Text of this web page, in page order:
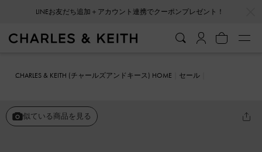
LINEお友だち追加＋アカウント連携でクーポンプレゼント！
CHARLES & KEITH (チャールズアンドキース) HOME
セール
似ている商品を見る